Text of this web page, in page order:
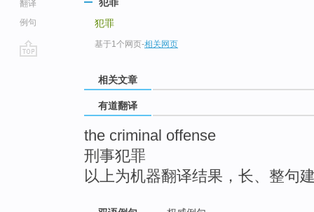
翻译
例句
犯罪
基于1个网页-相关网页
相关文章
有道翻译
the criminal offense
刑事犯罪
以上为机器翻译结果，长、整句